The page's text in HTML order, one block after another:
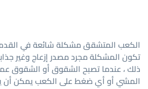
الكعب المتشقق مشكلة شائعة في القدم.
تكون المشكلة مجرد مصدر إزعاج وغير جذابة
ذلك ، عندما تصبح الشقوق أو الشقوق
المشي أو أي ضغط على الكعب يمكن أن